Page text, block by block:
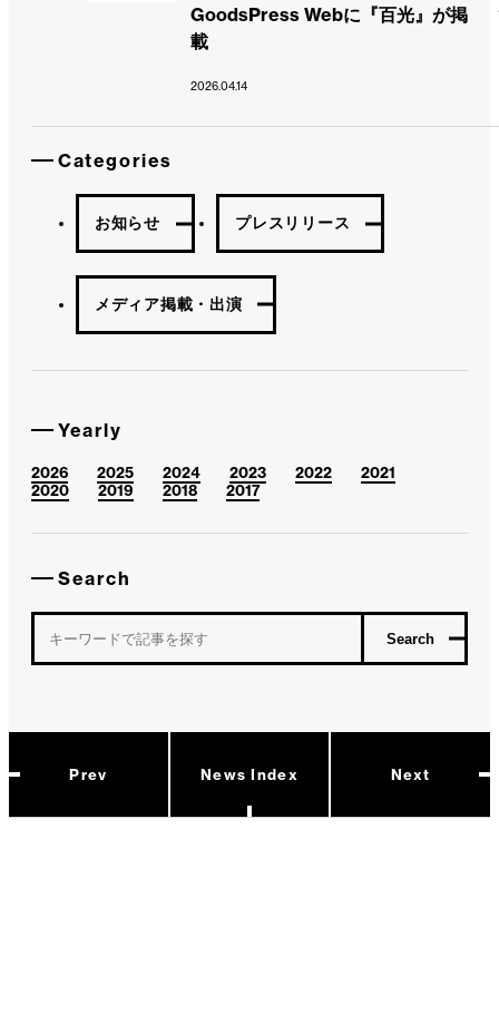
GoodsPress Webに『百光』が掲
載
2026.04.14
Categories
お知らせ プレスリリース
メディア掲載・出演
Yearly
2026 2025 2024 2023 2022
2021
2020
2019 2018 2017
Search
Prev News Index Next